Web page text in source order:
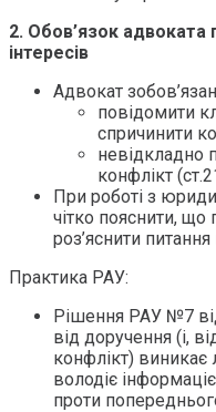
2. Обов’язок адвоката
інтересів
Адвокат
повідомити
спричинити
невідкладно
конфлікт
При роботі з
чітко пояснити, що
роз’яснити
Практика РАУ:
Рішення РАУ №7
від доручення (і,
конфлікт)
володіє
проти